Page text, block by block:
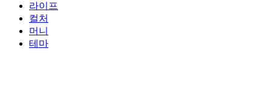
라이프
컬처
머니
테마